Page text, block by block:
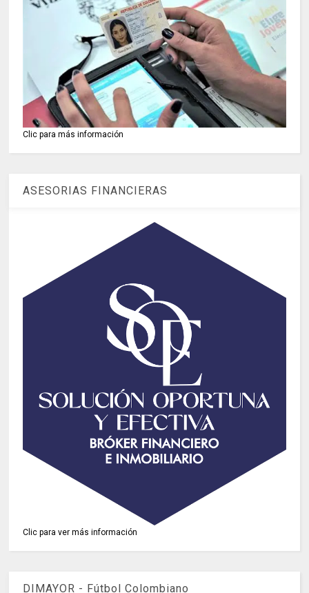
Clic para más información
ASESORIAS FINANCIERAS
Clic para ver más información
DIMAYOR - Fútbol Colombiano